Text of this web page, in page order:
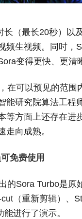
（最长20秒）以
频生视频。同时，
变得更快、更清
在可以预见的范围
能研究院算法工程
方面上还存在进
走向成熟。
免费使用
的Sora Turbo是原
（重新剪辑）、
进行了演示。